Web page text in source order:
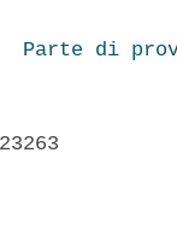
Parte di